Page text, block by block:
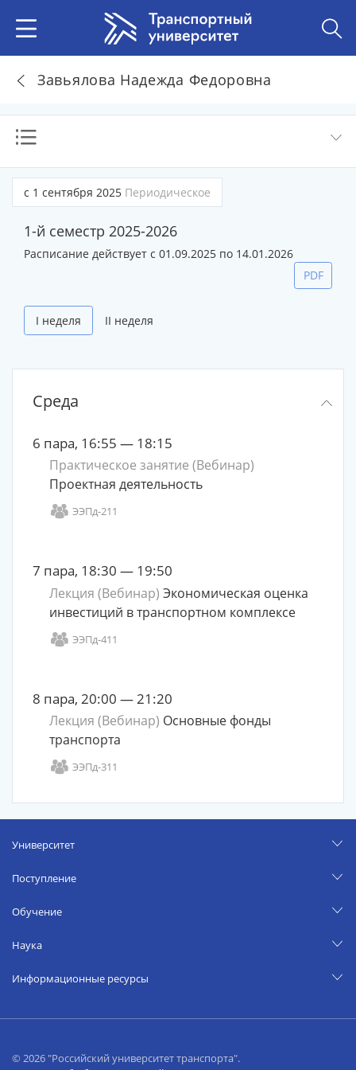
Завьялова Надежда Федоровна
с 1 сентября 2025 Периодическое
1-й семестр 2025-2026
Расписание действует с 01.09.2025 по 14.01.2026
I неделя II неделя
PDF
Среда
6 пара, 16:55 — 18:15
Практическое занятие (Вебинар)
Проектная деятельность
ЭЭПд-211
7 пара, 18:30 — 19:50
Лекция (Вебинар) Экономическая оценка
инвестиций в транспортном комплексе
ЭЭПд-411
8 пара, 20:00 — 21:20
Лекция (Вебинар) Основные фонды
транспорта
ЭЭПд-311
Университет
Поступление
Обучение
Наука
Информационные ресурсы
© 2026 "Российский университет транспорта".